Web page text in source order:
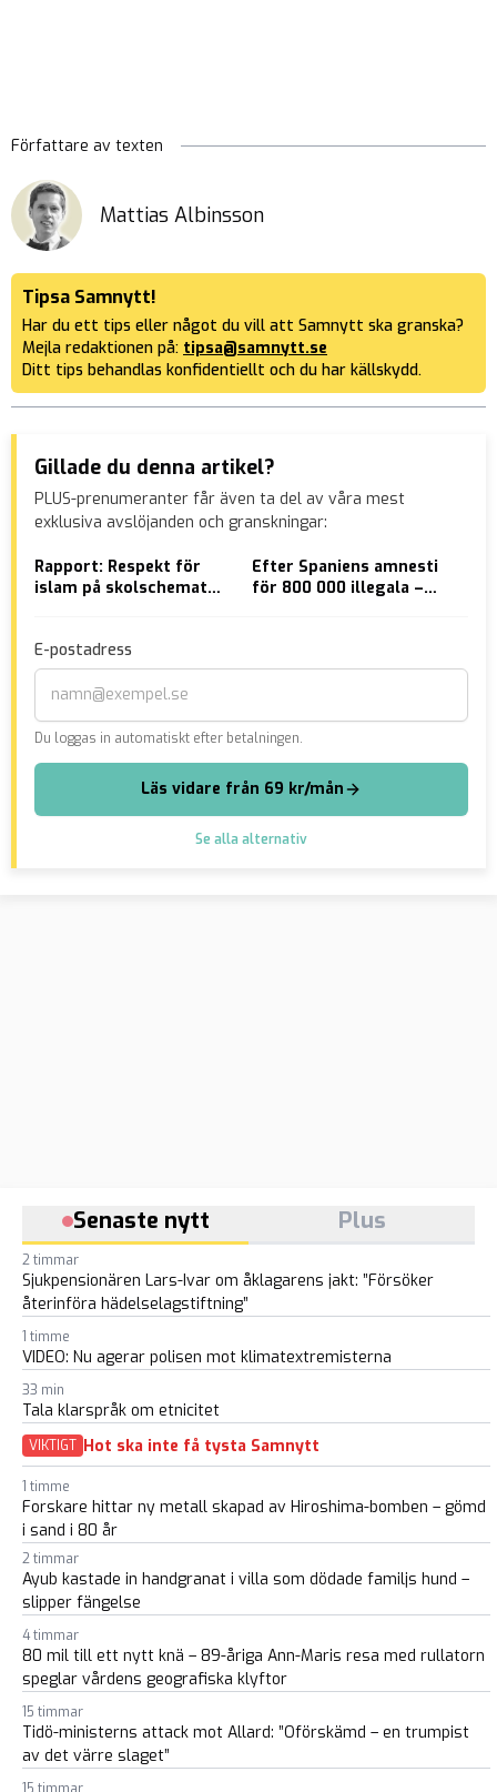
Författare av texten
Mattias Albinsson
Tipsa Samnytt!
Har du ett tips eller något du vill att Samnytt ska granska?
Mejla redaktionen på: tipsa@samnytt.se
Ditt tips behandlas konfidentiellt och du har källskydd.
Gillade du denna artikel?
PLUS-prenumeranter får även ta del av våra mest
exklusiva avslöjanden och granskningar:
Rapport: Respekt för
islam på skolschemat
Efter Spaniens amnesti
för 800 000 illegala –
E-postadress
Du loggas in automatiskt efter betalningen.
Läs vidare från 69 kr/mån
Se alla alternativ
Senaste nytt Plus
2 timmar
Sjukpensionären Lars-Ivar om åklagarens jakt: ”Försöker
återinföra hädelselagstiftning”
1 timme
VIDEO: Nu agerar polisen mot klimatextremisterna
33 min
Tala klarspråk om etnicitet
VIKTIGT Hot ska inte få tysta Samnytt
1 timme
Forskare hittar ny metall skapad av Hiroshima-bomben – gömd
i sand i 80 år
2 timmar
Ayub kastade in handgranat i villa som dödade familjs hund –
slipper fängelse
4 timmar
80 mil till ett nytt knä – 89-åriga Ann-Maris resa med rullatorn
speglar vårdens geografiska klyftor
15 timmar
Tidö-ministerns attack mot Allard: ”Oförskämd – en trumpist
av det värre slaget”